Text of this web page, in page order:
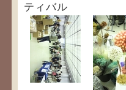
ティバル